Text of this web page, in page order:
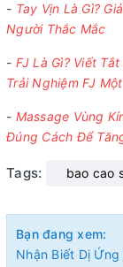
- Tay Vịn Là Gì?
Người Thắc Mắc
- FJ Là Gì? Viết
Trải Nghiệm FJ
- Massage Vùng
Đúng Cách Để
Tags: bao cao
Bạn đang xem: